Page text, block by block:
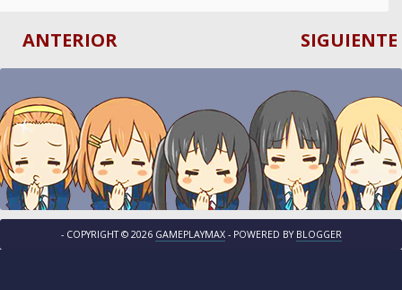
SIGUIENTE
ANTERIOR
- COPYRIGHT © 2026 GAMEPLAYMAX- POWERED BY BLOGGER